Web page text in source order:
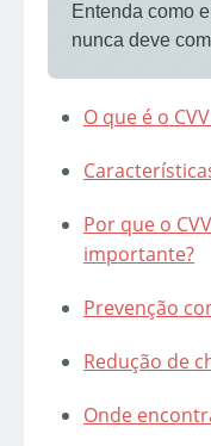
Entenda como
nunca deve
O que é o CVV
Por que o
importante?
Prevenção
Redução de
Onde